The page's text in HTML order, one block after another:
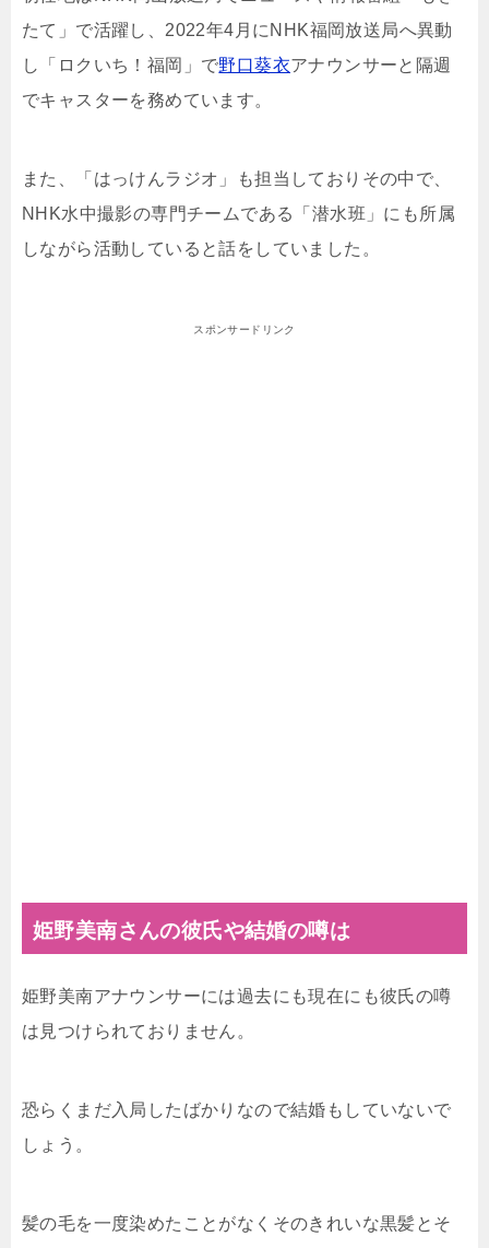
たて」で活躍し、2022年4月にNHK福岡放送局へ異動
し「ロクいち！福岡」で野口葵衣アナウンサーと隔週
でキャスターを務めています。
また、「はっけんラジオ」も担当しておりその中で、
NHK水中撮影の専門チームである「潜水班」にも所属
しながら活動していると話をしていました。
スポンサードリンク
姫野美南さんの彼氏や結婚の噂は
姫野美南アナウンサーには過去にも現在にも彼氏の噂
は見つけられておりません。
恐らくまだ入局したばかりなので結婚もしていないで
しょう。
髪の毛を一度染めたことがなくそのきれいな黒髪とそ